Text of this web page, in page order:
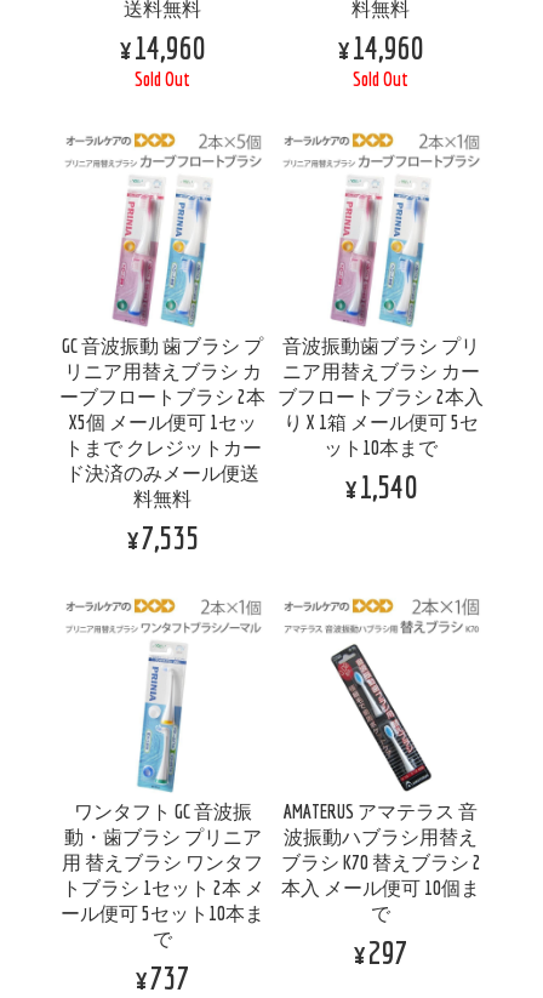
送料無料
¥14,960
Sold Out
料無料
¥14,960
Sold Out
GC 音波振動 歯ブラシ プ
リニア用替えブラシ カ
ーブフロートブラシ 2本
X5個 メール便可 1セッ
トまで クレジットカー
ド決済のみメール便送
料無料
¥7,535
音波振動歯ブラシ プリ
ニア用替えブラシ カー
ブフロートブラシ 2本入
り X 1箱 メール便可 5セ
ット10本まで
¥1,540
ワンタフト GC 音波振
動・歯ブラシ プリニア
用 替えブラシ ワンタフ
トブラシ 1セット 2本 メ
ール便可 5セット10本ま
で
¥737
AMATERUS アマテラス 音
波振動ハブラシ用替え
ブラシ K70 替えブラシ 2
本入 メール便可 10個ま
で
¥297